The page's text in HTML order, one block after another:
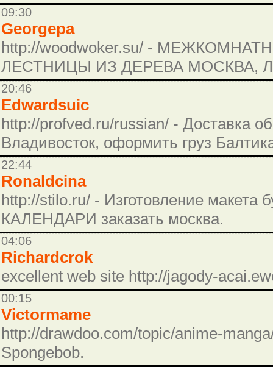
09:30
Georgepa
http://woodwoker.su/ -
ЛЕСТНИЦЫ ИЗ ДЕРЕВА МОСКВА,
20:46
Edwardsuic
http://profved.ru/russian/ - Доставка
Владивосток, оформить груз
22:44
Ronaldcina
http://stilo.ru/ - Изготовление макета
КАЛЕНДАРИ заказать москва.
04:06
Richardcrok
excellent web site http://jagody-
00:15
Victormame
http://drawdoo.com/topic/anime-
Spongebob.